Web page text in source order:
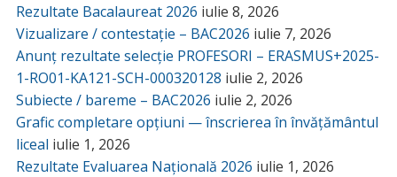
Rezultate Bacalaureat 2026 iulie 8, 2026
Vizualizare / contestație – BAC2026 iulie 7, 2026
Anunț rezultate selecție PROFESORI – ERASMUS+2025-
1-RO01-KA121-SCH-000320128 iulie 2, 2026
Subiecte / bareme – BAC2026 iulie 2, 2026
Grafic completare opțiuni — înscrierea în învățământul
liceal iulie 1, 2026
Rezultate Evaluarea Națională 2026 iulie 1, 2026